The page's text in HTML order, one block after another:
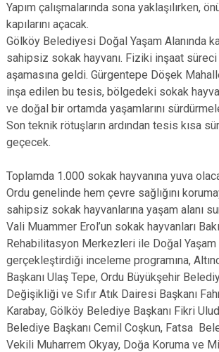
Yapım çalışmalarında sona yaklaşılırken,
kapılarını açacak.
Gölköy Belediyesi Doğal Yaşam Alanında
sahipsiz sokak hayvanı. Fiziki inşaat
aşamasına geldi. Gürgentepe Döşek
inşa edilen bu tesis, bölgedeki sokak
ve doğal bir ortamda yaşamlarını
Son teknik rötuşların ardından tesis kısa
geçecek.
Toplamda 1.000 sokak hayvanına yuva
Ordu genelinde hem çevre sağlığını
sahipsiz sokak hayvanlarına yaşam alanı
Vali Muammer Erol’un sokak hayvanları
Rehabilitasyon Merkezleri ile Doğal Yaşam
gerçekleştirdiği inceleme programına,
Başkanı Ulaş Tepe, Ordu Büyükşehir
Değişikliği ve Sıfır Atık Dairesi Başkanı
Karabay, Gölköy Belediye Başkanı Fikri
Belediye Başkanı Cemil Coşkun, Fatsa
Vekili Muharrem Okyay, Doğa Koruma ve